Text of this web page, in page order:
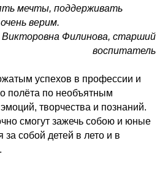
мечты, поддерживать
верим.
Филинова, старший
воспитатель
успехов в профессии и
полёта по необъятным
творчества и познаний.
смогут зажечь собою и юные
за собой детей в лето и в